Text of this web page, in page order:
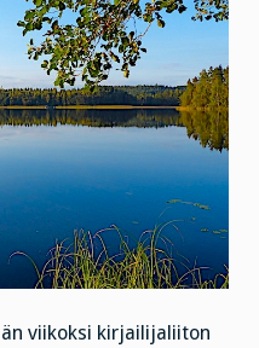
viikoksi kirjailijaliiton